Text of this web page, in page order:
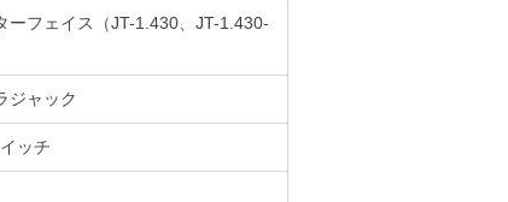
ーフェイス（JT-1.430、JT-1.430-
ジャック
ッチ